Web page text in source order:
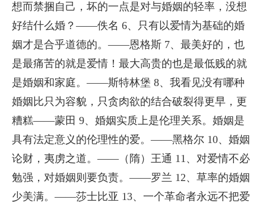
想而禁捆自己，坏的一点是对与婚姻的轻率，没想
好结什么婚？——佚名 6、只有以爱情为基础的婚
姻才是合乎道德的。——恩格斯 7、最美好的，也
是最痛苦的就是爱情！最大高贵的也是最低贱的就
是婚姻和家庭。——斯特林堡 8、我看见没有哪种
婚姻比只为容貌，只贪肉欲的结合破裂得更早，更
糟糕——蒙田 9、婚姻实质上是伦理关系。婚姻是
具有法定意义的伦理性的爱。——黑格尔 10、婚姻
论财，夷虏之道。——（隋）王通 11、对爱情不必
勉强，对婚姻则要负责。——罗兰 12、草率的婚姻
少美满。——莎士比亚 13、一个革命者永远不把爱